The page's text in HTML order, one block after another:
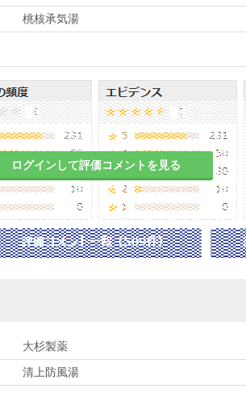
桃核承気湯
ログインして評価コメントを見る
大杉製薬
清上防風湯